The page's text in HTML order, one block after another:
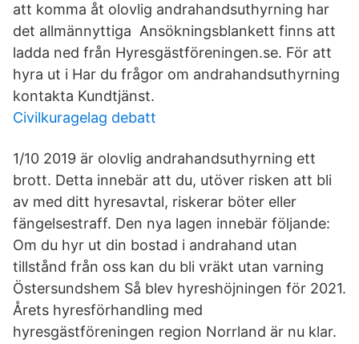
att komma åt olovlig andrahandsuthyrning har
det allmännyttiga Ansökningsblankett finns att
ladda ned från Hyresgästföreningen.se. För att
hyra ut i Har du frågor om andrahandsuthyrning
kontakta Kundtjänst.
Civilkuragelag debatt
1/10 2019 är olovlig andrahandsuthyrning ett
brott. Detta innebär att du, utöver risken att bli
av med ditt hyresavtal, riskerar böter eller
fängelsestraff. Den nya lagen innebär följande:
Om du hyr ut din bostad i andrahand utan
tillstånd från oss kan du bli vräkt utan varning
Östersundshem Så blev hyreshöjningen för 2021.
Årets hyresförhandling med
hyresgästföreningen region Norrland är nu klar.